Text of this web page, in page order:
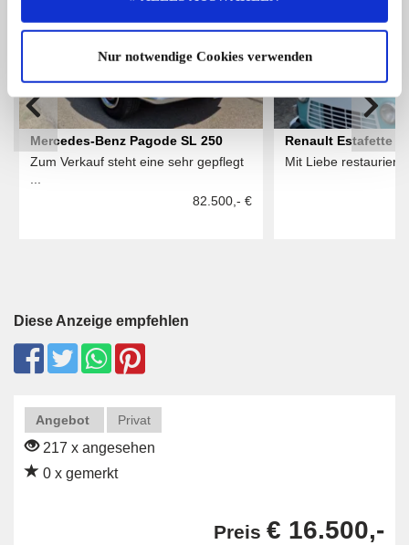
Nur notwendige Cookies verwenden
Mercedes-Benz Pagode SL 250
Zum Verkauf steht eine sehr gepflegt
82.500,- €
Renault Estafette
Mit Liebe
Diese Anzeige empfehlen
Angebot Privat
217 x angesehen
0 x gemerkt
Preis € 16.500,-